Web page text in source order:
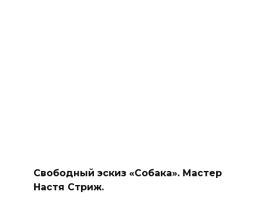
Свободный эскиз «Собака». Мастер
Настя Стриж.